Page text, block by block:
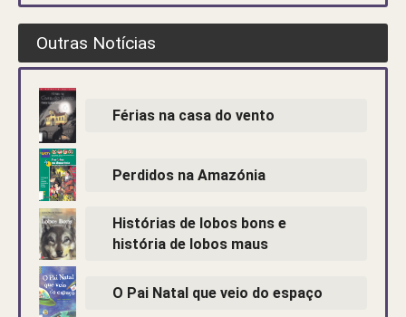
Outras Notícias
Férias na casa do vento
Perdidos na Amazónia
Histórias de lobos bons e
história de lobos maus
O Pai Natal que veio do espaço